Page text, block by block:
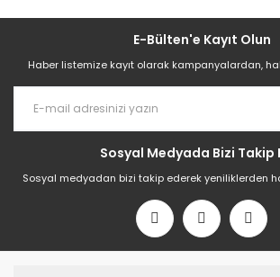
E-Bülten'e Kayıt Olun
Haber listemize kayıt olarak kampanyalardan,
Sosyal Medyada Bizi Takip
Sosyal medyadan bizi takip ederek yeniliklerden